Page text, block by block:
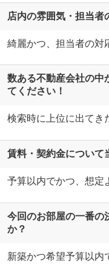
店内の雰囲気・担当者
綺麗かつ、担当者の対
数ある不動産会社の中
てください！
検索時に上位に出てき
賃料・契約金について
予算以内でかつ、想定
今回のお部屋の一番の
か？
新築かつ希望予算以内